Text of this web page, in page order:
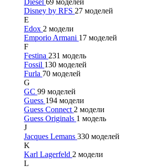
Diesel 69 моделей
Disney by RFS 27 моделей
E
Edox 2 модели
Emporio Armani 17 моделей
F
Festina 231 модель
Fossil 130 моделей
Furla 70 моделей
G
GC 99 моделей
Guess 194 модели
Guess Connect 2 модели
Guess Originals 1 модель
J
Jacques Lemans 330 моделей
K
Karl Lagerfeld 2 модели
L